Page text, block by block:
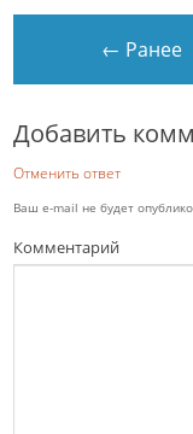
← Ранее
Добавить
Отменить ответ
Ваш e-mail не будет
Комментарий